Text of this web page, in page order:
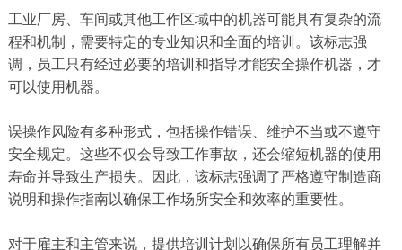
工业厂房、车间或其他工作区域中的机器可能具有复杂的流
程和机制，需要特定的专业知识和全面的培训。该标志强
调，员工只有经过必要的培训和指导才能安全操作机器，才
可以使用机器。
误操作风险有多种形式，包括操作错误、维护不当或不遵守
安全规定。这些不仅会导致工作事故，还会缩短机器的使用
寿命并导致生产损失。因此，该标志强调了严格遵守制造商
说明和操作指南以确保工作场所安全和效率的重要性。
对于雇主和主管来说，提供培训计划以确保所有员工理解并